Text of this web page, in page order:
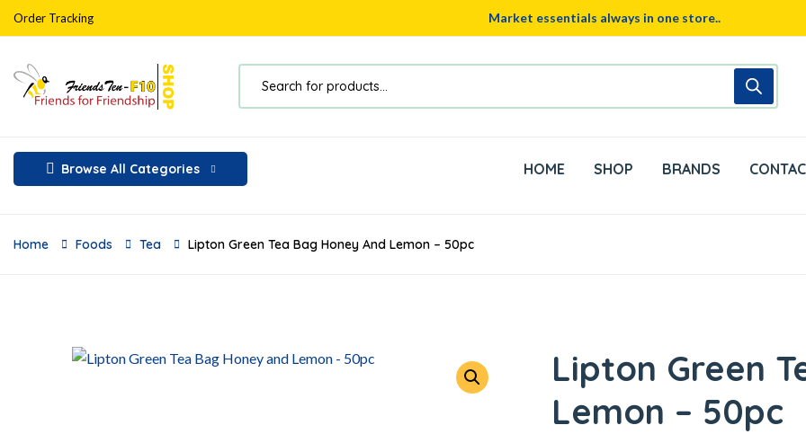
Order Tracking Market essentials always in one store..
Browse All Categories HOME SHOP BRANDS
Home Foods Tea Lipton Green Tea Bag Honey And Lemon – 50pc
Lipton Green
Lemon – 50pc